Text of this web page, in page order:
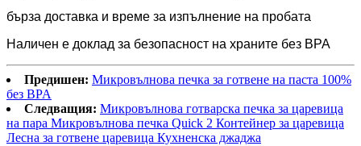
бърза доставка и време за изпълнение на пробата
Наличен е доклад за безопасност на храните без BPA
Предишен: Микровълнова печка за готвене на паста 100%
без BPA
Следващия: Микровълнова готварска печка за царевица
на пара Микровълнова печка Quick 2 Контейнер за царевица
Лесна за готвене царевица Кухненска джаджа